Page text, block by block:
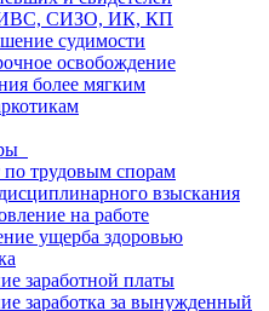
ИВС, СИЗО, ИК, КП
судимости
освобождение
более мягким
по трудовым спорам
взыскания
на работе
ущерба здоровью
заработной платы
заработка за вынужденный